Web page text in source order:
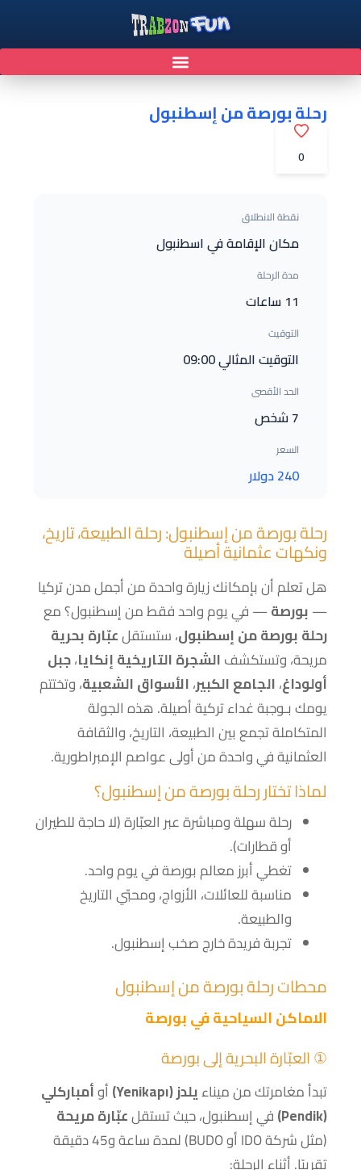
رحلة بورصة من إسطنبول
0
نقطة الانطلاق
مكان الإقامة في اسطنبول
مدة الرحلة
11 ساعات
التوقيت
التوقيت المثالي 09:00
الحد الأقصى
7 شخص
السعر
240 دولار
رحلة بورصة من إسطنبول: رحلة الطبيعة، تاريخ،
ونكهات عثمانية أصيلة
هل تعلم أن بإمكانك زيارة واحدة من أجمل مدن تركيا
—بورصة— في يوم واحد فقط من إسطنبول؟ مع
رحلة بورصة من إسطنبول، ستستقلعبّارة بحرية
مريحة، وتستكشفالشجرة التاريخية إنكايا،جبل
أولوداغ،الجامع الكبير،الأسواق الشعبية، وتختتم
يومك بـوجبة غداء تركية أصيلة. هذه الجولة
المتكاملة تجمع بين الطبيعة، التاريخ، والثقافة
العثمانية في واحدة من أولى عواصم الإمبراطورية.
لماذا تختار رحلة بورصة من إسطنبول؟
رحلة سهلة ومباشرة عبر العبّارة (لا حاجة للطيران
أو قطارات).
تغطي أبرز معالم بورصة في يوم واحد.
مناسبة للعائلات، الأزواج، ومحبّي التاريخ
والطبيعة.
تجربة فريدة خارج صخب إسطنبول.
محطات رحلة بورصة من إسطنبول
الاماكن السياحية في بورصة
① العبّارة البحرية إلى بورصة
تبدأ مغامرتك من ميناءيلدز (Yenikapı) أوأمباركلي
(Pendik)
في إسطنبول، حيث تستقلعبّارة مريحة
(مثل شركة IDO أو BUDO) لمدة ساعة و45 دقيقة
تقريبًا. أثناء الرحلة: